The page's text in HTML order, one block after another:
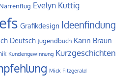
Evelyn Kuttig
Grafikdesign Ideenfindung
Deutsch Jugendbuch Karin Braun
Kundengewinnung Kurzgeschichten
Mick Fitzgerald